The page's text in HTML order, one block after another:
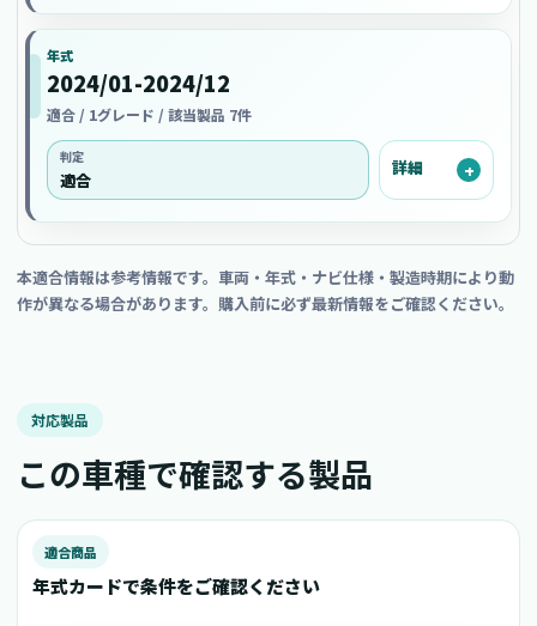
年式
2024/01-2024/12
適合 / 1グレード / 該当製品 7件
判定
適合
詳細
本適合情報は参考情報です。車両・年式・ナビ仕様・製造時期により動
作が異なる場合があります。購入前に必ず最新情報をご確認ください。
対応製品
この車種で確認する製品
適合商品
年式カードで条件をご確認ください